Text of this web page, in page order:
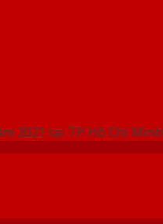
2021 tại TP. Hồ Chí Minh